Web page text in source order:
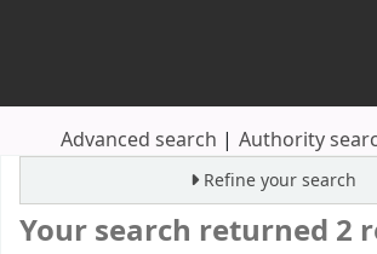
Advanced search Authority
Refine your search
Your search returned 2